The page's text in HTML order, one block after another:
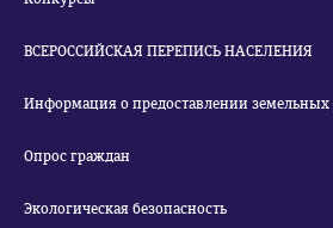
ВСЕРОССИЙСКАЯ ПЕРЕПИСЬ НАСЕЛЕНИЯ
Информация о предоставлении земельных
Опрос граждан
Экологическая безопасность